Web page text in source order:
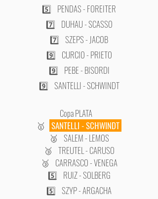
5️⃣ PENDAS - FOREITER
7️⃣ DUHAU - SCASSO
7️⃣ SZEPS - JACOB
9️⃣ CURCIO - PRIETO
9️⃣ PEBE - BISORDI
9️⃣ SANTELLI - SCHWINDT
​Copa PLATA
🥇 SANTELLI - SCHWINDT
🥈 SALEM - LEMOS
🥉 TREUTEL - CARUSO
🥉 CARRASCO - VENEGA
5️⃣ RUIZ - SOLBERG
5️⃣ SZYP - ARGACHA